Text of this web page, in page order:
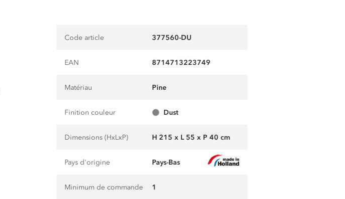
Code article 377560-DU
EAN 8714713223749
Matériau pine
Finition couleur dust
Dimensions (HxLxP) H 215 x L 55 x P 40 cm
Pays d'origine Pays-Bas
Minimum de commande 1